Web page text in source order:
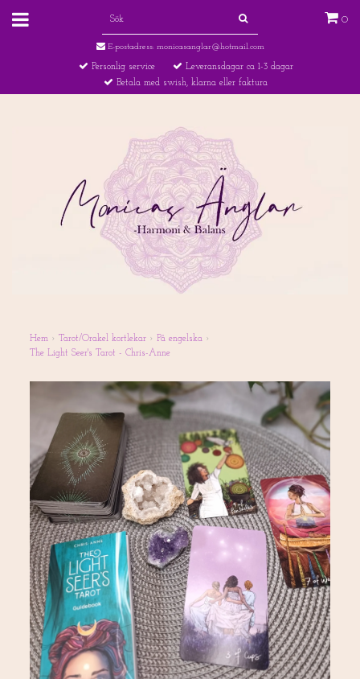
0
E-postadress: monicasanglar@hotmail.com
Personlig service
Leveransdagar ca 1-3 dagar
Betala med swish, klarna eller faktura
Hem › Tarot/Orakel kortlekar › På engelska ›
The Light Seer's Tarot - Chris-Anne